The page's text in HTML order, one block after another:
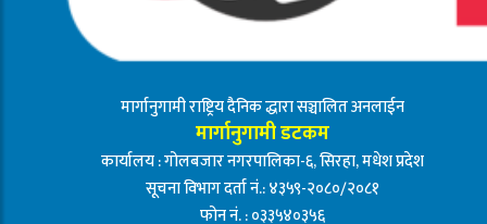
मार्गानुगामी राष्ट्रिय दैनिक द्धारा सञ्चालित अनलाईन
मार्गानुगामी डटकम
कार्यालय : गोलबजार नगरपालिका-६, सिरहा, मधेश प्रदेश
सूचना विभाग दर्ता नं.: ४३५९-२०८०/२०८१
फोन नं. : ०३३५४०३५६